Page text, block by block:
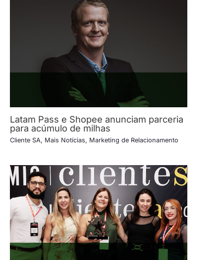
Latam Pass e Shopee anunciam parceria
para acúmulo de milhas
Cliente SA, Mais Notícias, Marketing de Relacionamento